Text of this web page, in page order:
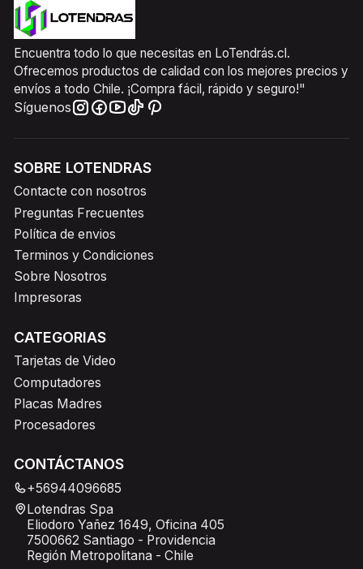
Encuentra todo lo que necesitas en LoTendrás.cl.
Ofrecemos productos de calidad con los mejores precios y
envíos a todo Chile. ¡Compra fácil, rápido y seguro!"
Síguenos
SOBRE LOTENDRAS
Contacte con nosotros
Preguntas Frecuentes
Política de envios
Terminos y Condiciones
Sobre Nosotros
Impresoras
CATEGORIAS
Tarjetas de Video
Computadores
Placas Madres
Procesadores
CONTÁCTANOS
+56944096685
Lotendras Spa
Eliodoro Yañez 1649, Oficina 405
7500662 Santiago - Providencia
Región Metropolitana - Chile